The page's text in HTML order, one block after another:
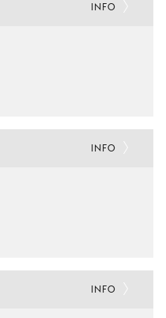
INFO
INFO
INFO